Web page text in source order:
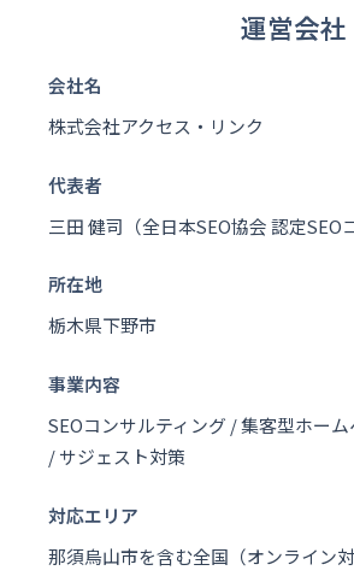
運営会社
会社名
株式会社アクセス・リンク
代表者
三田 健司（全日本SEO協会 認定SEO
所在地
栃木県下野市
事業内容
SEOコンサルティング / 集客型ホー
/ サジェスト対策
対応エリア
那須烏山市を含む全国（オンライン対